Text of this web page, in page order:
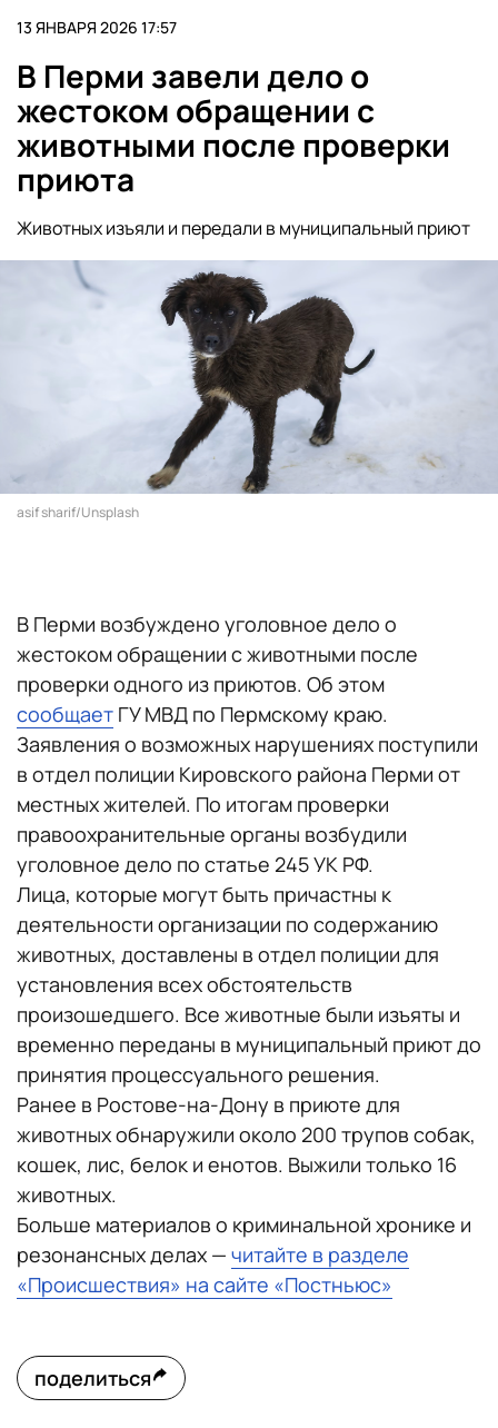
13 ЯНВАРЯ 2026 17:57
В Перми завели дело о
жестоком обращении с
животными после проверки
приюта
Животных изъяли и передали в муниципальный приют
asif sharif/Unsplash
В Перми возбуждено уголовное дело о
жестоком обращении с животными после
проверки одного из приютов. Об этом
сообщает ГУ МВД по Пермскому краю.
Заявления о возможных нарушениях поступили
в отдел полиции Кировского района Перми от
местных жителей. По итогам проверки
правоохранительные органы возбудили
уголовное дело по статье 245 УК РФ.
Лица, которые могут быть причастны к
деятельности организации по содержанию
животных, доставлены в отдел полиции для
установления всех обстоятельств
произошедшего. Все животные были изъяты и
временно переданы в муниципальный приют до
принятия процессуального решения.
Ранее в Ростове-на-Дону в приюте для
животных обнаружили около 200 трупов собак,
кошек, лис, белок и енотов. Выжили только 16
животных.
Больше материалов о криминальной хронике и
резонансных делах — читайте в разделе
«Происшествия» на сайте «Постньюс»
поделиться